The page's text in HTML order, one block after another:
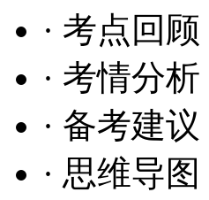
· 考点回顾
· 考情分析
· 备考建议
· 思维导图